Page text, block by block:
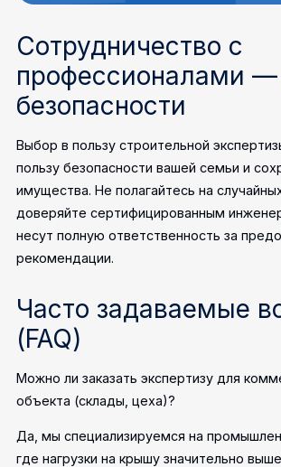
Сотрудничество с
профессионалами —
безопасности
Выбор в пользу строительной
пользу безопасности вашей семьи и
имущества. Не полагайтесь на
доверяйте сертифицированным
несут полную ответственность за
рекомендации.
Часто задаваемые
(FAQ)
Можно ли заказать экспертизу для
объекта (склады, цеха)?
Да, мы специализируемся на
где нагрузки на крышу значительно